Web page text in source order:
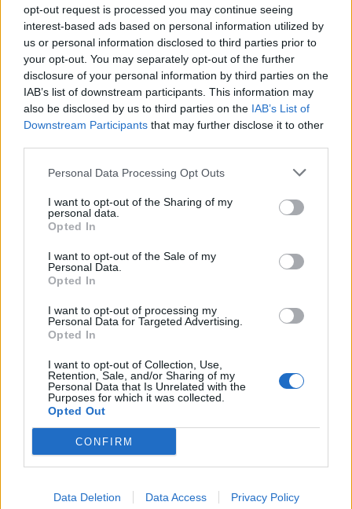
opt-out request is processed you may continue seeing
interest-based ads based on personal information utilized by
us or personal information disclosed to third parties prior to
your opt-out. You may separately opt-out of the further
disclosure of your personal information by third parties on the
IAB’s list of downstream participants. This information may
also be disclosed by us to third parties on the IAB’s List of
Downstream Participants that may further disclose it to other
Personal Data Processing Opt Outs
I want to opt-out of the Sharing of my
personal data.
Opted In
I want to opt-out of the Sale of my
Personal Data.
Opted In
I want to opt-out of processing my
Personal Data for Targeted Advertising.
Opted In
I want to opt-out of Collection, Use,
Retention, Sale, and/or Sharing of my
Personal Data that Is Unrelated with the
Purposes for which it was collected.
Opted Out
CONFIRM
Data Deletion Data Access Privacy Policy
I dag ska jag till Öland för att koka kroppkakor med
Mickes systrar. Och julbaka en gnutta. Följ med mig på
Instagram så kan ni haka på. Heter Jennys Matblogg
även där.